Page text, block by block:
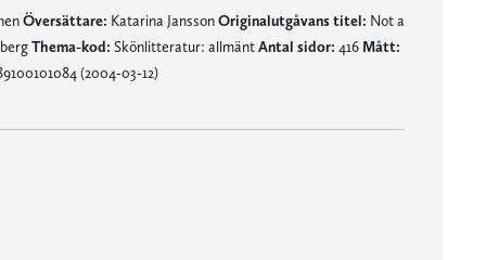
Översättare: Katarina JanssonOriginalutgåvans titel: Not a
Thema-kod: Skönlitteratur: allmäntAntal sidor: 416 Mått:
(2004-03-12)